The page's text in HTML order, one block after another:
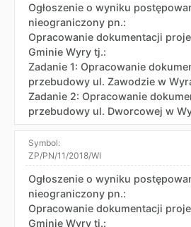
Ogłoszenie o wyniku
nieograniczony pn.:
Opracowanie dokumentacji
Gminie Wyry tj.:
Zadanie 1: Opracowanie
przebudowy ul. Zawodzie w
Zadanie 2: Opracowanie
przebudowy ul. Dworcowej w
Symbol:
ZP/PN/11/2018/WI
Ogłoszenie o wyniku
nieograniczony pn.:
Opracowanie dokumentacji
Gminie Wyry tj.: